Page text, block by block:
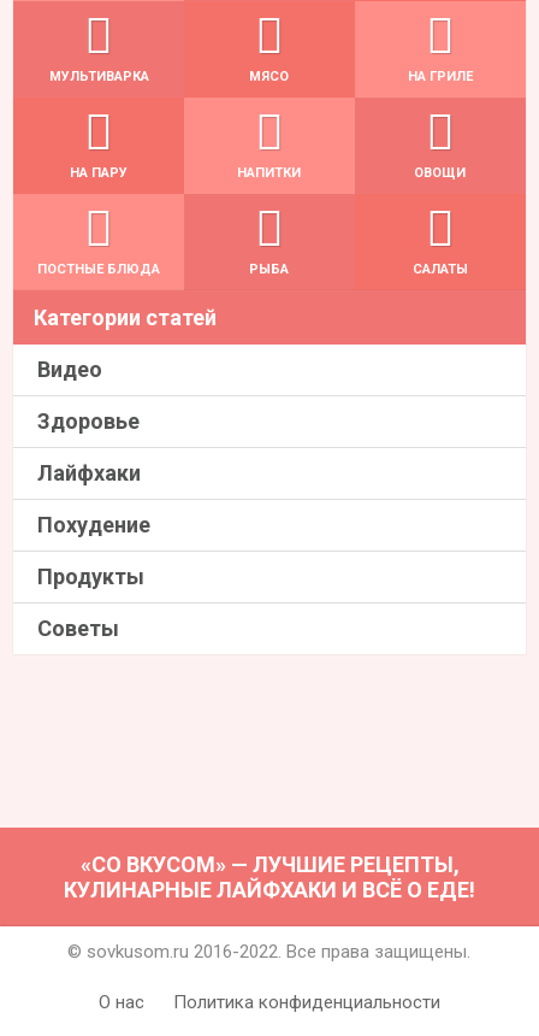
МУЛЬТИВАРКА МЯСО НА ГРИЛЕ
НА ПАРУ НАПИТКИ ОВОЩИ
ПОСТНЫЕ БЛЮДА РЫБА САЛАТЫ
Категории статей
Видео
Здоровье
Лайфхаки
Похудение
Продукты
Советы
«СО ВКУСОМ» — ЛУЧШИЕ РЕЦЕПТЫ,
КУЛИНАРНЫЕ ЛАЙФХАКИ И ВСЁ О ЕДЕ!
© sovkusom.ru 2016-2022. Все права защищены.
О нас Политика конфиденциальности